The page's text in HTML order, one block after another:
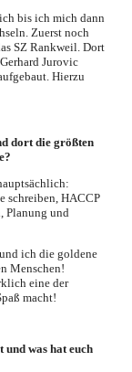
bis ich mich dann
Zuerst noch
SZ Rankweil. Dort
Jurovic
Hierzu
dort die größten
schreiben, HACCP
Planung und
ich die goldene
Menschen!
eine der
macht!
was hat euch